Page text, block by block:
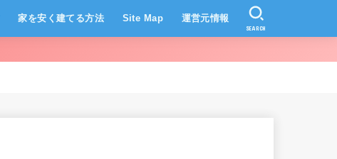
家を安く建てる方法 Site Map 運営元情報
SEARCH